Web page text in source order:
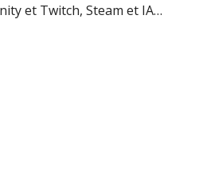
et Twitch, Steam et IA…